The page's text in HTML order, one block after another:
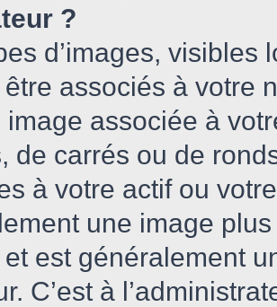
?
d’images,
associés à votre
image associée à
de carrés ou de
à votre actif ou
une image
et est généralement
C’est à